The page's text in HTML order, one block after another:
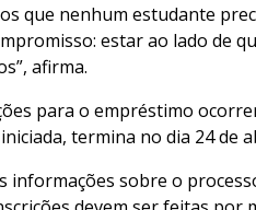
que nenhum estudante
estar ao lado de
afirma.
para o empréstimo
termina no dia 24 de
informações sobre o